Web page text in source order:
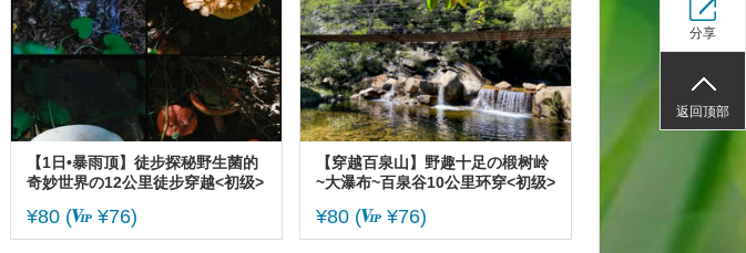
【1日•暴雨顶】徒步探秘野生菌的
奇妙世界の12公里徒步穿越<初级>
¥80 ( ¥76)
【穿越百泉山】野趣十足の椴树岭
~大瀑布~百泉谷10公里环穿<初级>
¥80 ( ¥76)
分享
返回顶部